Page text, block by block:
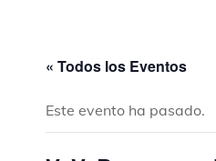
« Todos los Eventos
Este evento ha pasado.